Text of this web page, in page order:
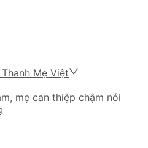
Mẹ Việt
mẹ can thiệp chậm nói